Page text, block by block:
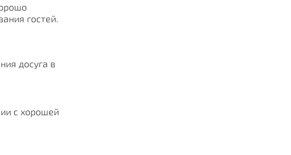
гостей.
досуга в
с хорошей